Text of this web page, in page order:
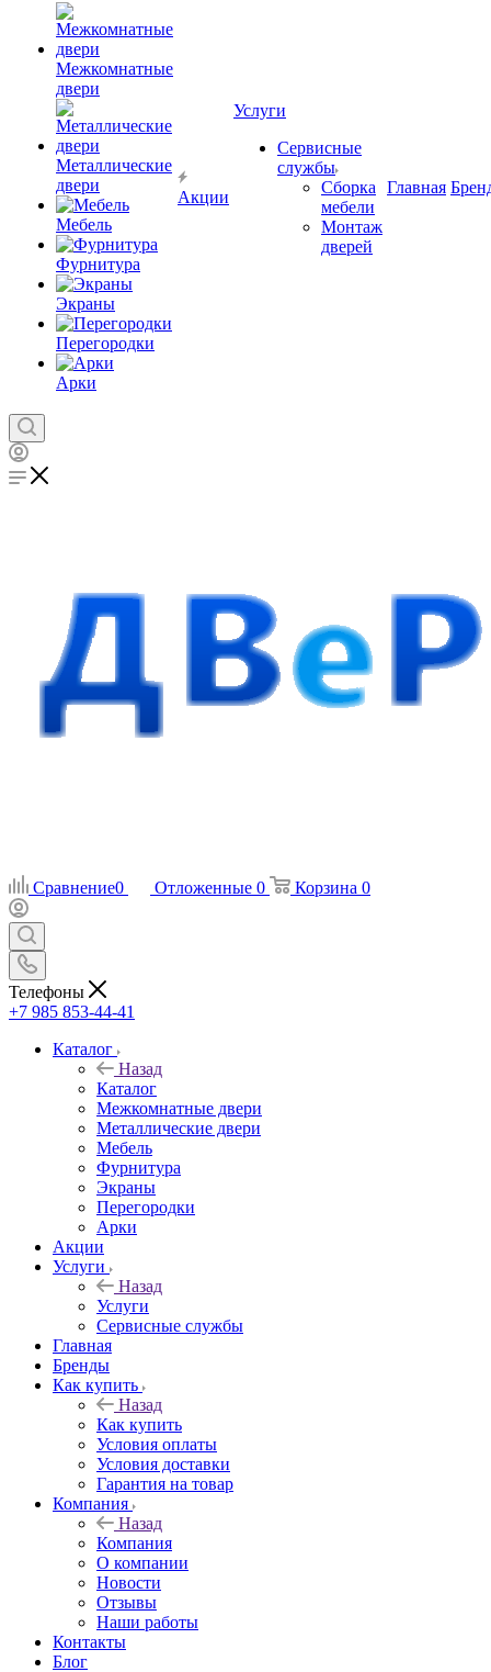
Межкомнатные
двери
Металлические
двери
Мебель
Фурнитура
Экраны
Перегородки
Арки
Акции
Услуги
Сервисные
службы
Сборка
мебели
Монтаж
дверей
Главная
Сравнение0 Отложенные 0 Корзина 0
Телефоны
+7 985 853-44-41
Каталог
Назад
Каталог
Межкомнатные двери
Металлические двери
Мебель
Фурнитура
Экраны
Перегородки
Арки
Акции
Услуги
Назад
Услуги
Сервисные службы
Главная
Бренды
Как купить
Назад
Как купить
Условия оплаты
Условия доставки
Гарантия на товар
Компания
Назад
Компания
О компании
Новости
Отзывы
Наши работы
Контакты
Блог